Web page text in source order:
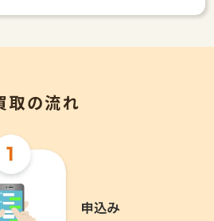
取の流れ